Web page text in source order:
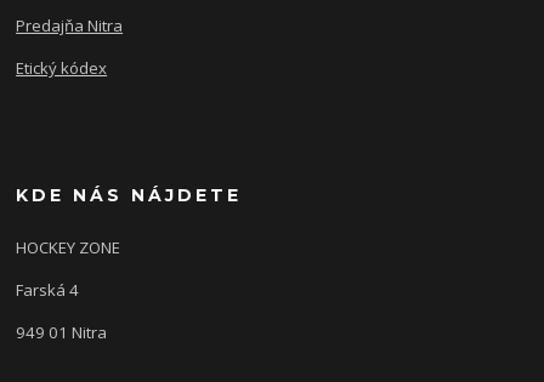
Predajňa Nitra
Etický kódex
KDE NÁS NÁJDETE
HOCKEY ZONE
Farská 4
949 01 Nitra